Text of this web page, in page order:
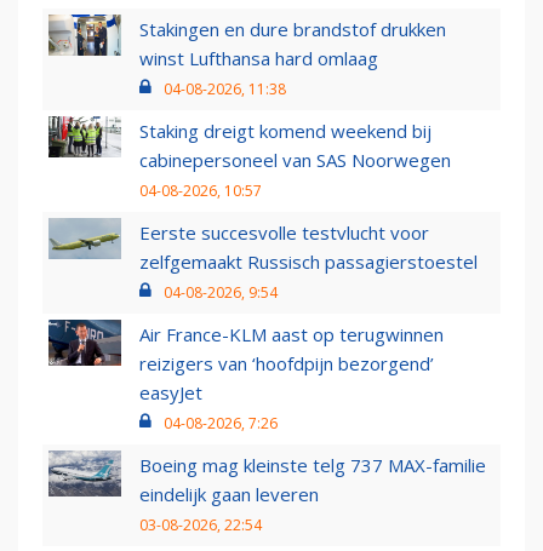
Stakingen en dure brandstof drukken
winst Lufthansa hard omlaag
04-08-2026, 11:38
Staking dreigt komend weekend bij
cabinepersoneel van SAS Noorwegen
04-08-2026, 10:57
Eerste succesvolle testvlucht voor
zelfgemaakt Russisch passagierstoestel
04-08-2026, 9:54
Air France-KLM aast op terugwinnen
reizigers van ‘hoofdpijn bezorgend’
easyJet
04-08-2026, 7:26
Boeing mag kleinste telg 737 MAX-familie
eindelijk gaan leveren
03-08-2026, 22:54